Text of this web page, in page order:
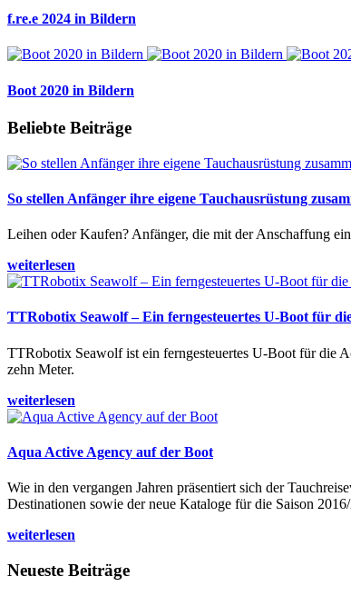
f.re.e 2024 in Bildern
Boot 2020 in Bildern
Beliebte Beiträge
So stellen Anfänger ihre eigene Tauchausrüstung
Leihen oder Kaufen? Anfänger, die mit der Anschaffung
weiterlesen
TTRobotix Seawolf – Ein ferngesteuertes U-Boot für
TTRobotix Seawolf ist ein ferngesteuertes U-Boot für die
zehn Meter.
weiterlesen
Aqua Active Agency auf der Boot
Wie in den vergangen Jahren präsentiert sich der
Destinationen sowie der neue Kataloge für die Saison
weiterlesen
Neueste Beiträge